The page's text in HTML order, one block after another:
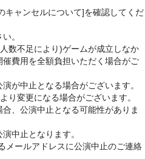
キャンセルについて]を確認してくだ
。
数不足により)ゲームが成立しなか
費用を全額負担いただく場合がご
が中止となる場合がございます。
り変更になる場合がございます。
、公演中止となる可能性がありま
中止となります。
メールアドレスに公演中止のご連絡